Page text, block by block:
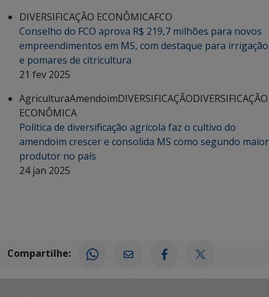
DIVERSIFICAÇÃO ECONÔMICAFCO
Conselho do FCO aprova R$ 219,7 milhões para novos
empreendimentos em MS, com destaque para irrigação
e pomares de citricultura
21 fev 2025
AgriculturaAmendoimDIVERSIFICAÇÃODIVERSIFICAÇÃO
ECONÔMICA
Política de diversificação agrícola faz o cultivo do
amendoim crescer e consolida MS como segundo maior
produtor no país
24 jan 2025
Compartilhe: